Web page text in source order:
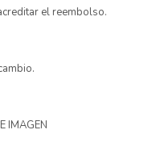
el reembolso.
IMAGEN